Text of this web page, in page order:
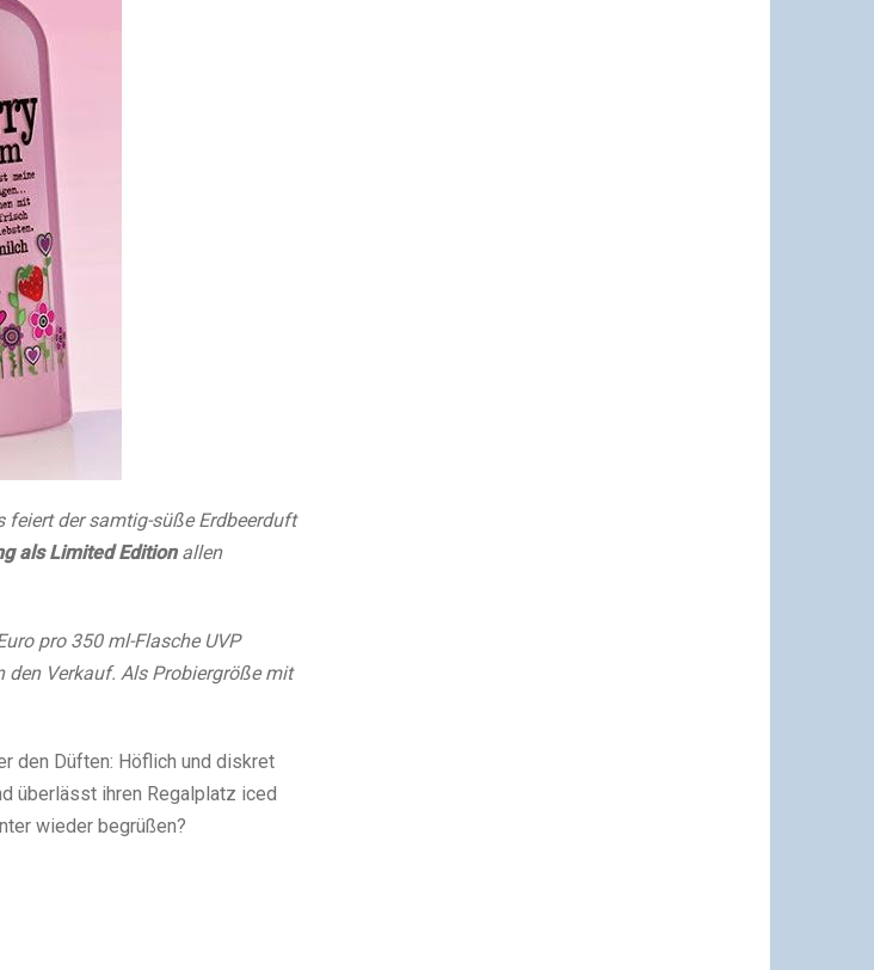
der samtig-süße Erdbeerduft
als Limited Editionallen
pro 350 ml-Flasche UVP
Verkauf. Als Probiergröße mit
den Düften: Höflich und diskret
überlässt ihren Regalplatz iced
wieder begrüßen?